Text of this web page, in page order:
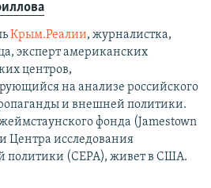
Крым.Реалии, журналистка,
эксперт американских
центров,
на анализе российского
и внешней политики.
фонда (Jamestown
Центра исследования
политики (CEPA), живет в США.